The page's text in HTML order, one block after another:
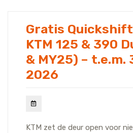
Gratis
KTM 125 & 390
& MY25) – t.e.m.
2026
KTM zet de deur open voor